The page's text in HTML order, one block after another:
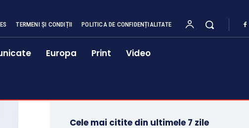
TERMENI ȘI CONDIȚII POLITICA DE CONFIDENȚIALITATE
Europa Print Video
Cele mai citite din ultimele 7 zile